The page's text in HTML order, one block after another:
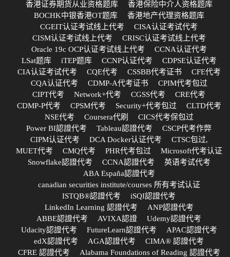
香港证券期货从业资格题库
香港保险中介人资格题库
BOCHK中银香港OT题库
香港地产代理资格题库
CGEIT认证考试线上代考
CISA认证考试代考
CISM认证考试线上代考
CRISC认证考试线上代考
Oracle 19c OCP认证考试线上代考
CCNA认证代考
LSat题库
iTEP题库 CCNP认证代考
CDPSE认证代考
CIA认证考试代考
CQE代考 CSSBB代考证书
CFE代考
CQA认证代考
CDMP-A代考证书
CPIM代考包过
CIPT代考
Network+代考 CGSS代考
CRE代考
CDMP-P代考
CPSM代考 Security+代考包过
CLTD代考
NSE代考
Coursera代刷
CICS代考保包过
Power BI認證代考
Tableau認證代考
CSCP代考作弊
CIPM认证代考
DCA Docker认证代考
CTSC包过,
MUET代考
CMQ代考 PHR代考包过
Microsoft代考认证
Snowflake認證代考
CCNA認證代考
英语考试代考
ABA España認證代考
canadian securities institute/courses 所有考试认证
ISTQB®認證代考
iSQI認證代考
LinkedIn Learning 認證代考
ANP認證代考
ABBE認證代考
AVIXA認證
Udemy認證代考
Udacity認證代考
FutureLearn認證代考
APAC認證代考
edX認證代考
AGA認證代考
CIMA® 認證代考
CFRE 認證代考
Alabama Foundations of Reading 認證代考